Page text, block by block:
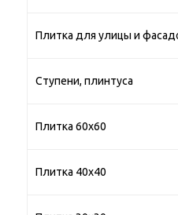
Плитка для улицы и
Ступени, плинтуса
Плитка 60х60
Плитка 40х40